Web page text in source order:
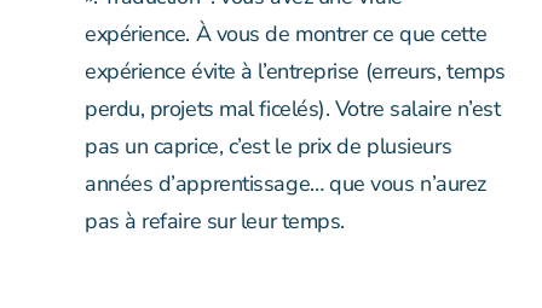
expérience. À vous de montrer ce que cette
expérience évite à l’entreprise (erreurs, temps
perdu, projets mal ficelés). Votre salaire n’est
pas un caprice, c’est le prix de plusieurs
années d’apprentissage… que vous n’aurez
pas à refaire sur leur temps.